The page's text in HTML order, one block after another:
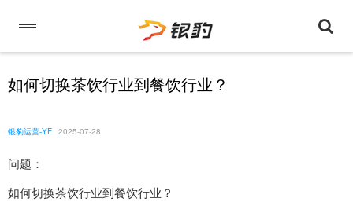
如何切换茶饮行业到餐饮行业？
银豹运营-YF 2025-07-28
问题：
如何切换茶饮行业到餐饮行业？